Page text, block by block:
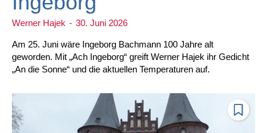
Werner Hajek - 30. Juni 2026
Am 25. Juni wäre Ingeborg Bachmann 100 Jahre alt
geworden. Mit „Ach Ingeborg“ greift Werner Hajek ihr Gedicht
„An die Sonne“ und die aktuellen Temperaturen auf.